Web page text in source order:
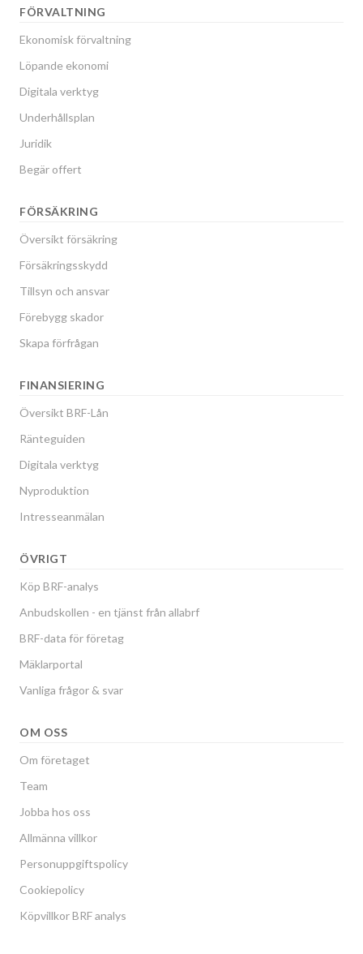
FÖRVALTNING
Ekonomisk förvaltning
Löpande ekonomi
Digitala verktyg
Underhållsplan
Juridik
Begär offert
FÖRSÄKRING
Översikt försäkring
Försäkringsskydd
Tillsyn och ansvar
Förebygg skador
Skapa förfrågan
FINANSIERING
Översikt BRF-Lån
Ränteguiden
Digitala verktyg
Nyproduktion
Intresseanmälan
ÖVRIGT
Köp BRF-analys
Anbudskollen - en tjänst från allabrf
BRF-data för företag
Mäklarportal
Vanliga frågor & svar
OM OSS
Om företaget
Team
Jobba hos oss
Allmänna villkor
Personuppgiftspolicy
Cookiepolicy
Köpvillkor BRF analys